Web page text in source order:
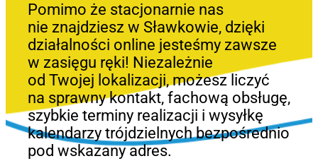
Pomimo że stacjonarnie nas
nie znajdziesz w Sławkowie, dzięki
działalności online jesteśmy zawsze
w zasięgu ręki! Niezależnie
od Twojej lokalizacji, możesz liczyć
na sprawny kontakt, fachową obsługę,
szybkie terminy realizacji i wysyłkę
kalendarzy trójdzielnych bezpośrednio
pod wskazany adres.